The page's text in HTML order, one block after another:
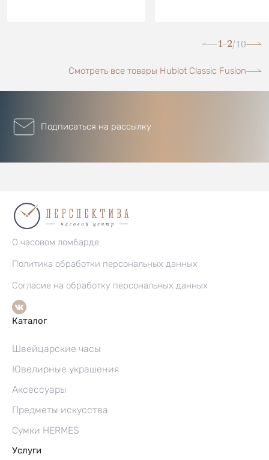
1-2/10
Смотреть все товары Hublot Classic Fusion
Подписаться на рассылку
О часовом ломбарде
Политика обработки персональных данных
Согласие на обработку персональных данных
Каталог
Швейцарские часы
Ювелирные украшения
Аксессуары
Предметы искусства
Сумки HERMES
Услуги